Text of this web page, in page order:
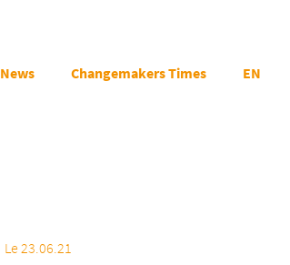
News Changemakers Times EN
Le 23.06.21